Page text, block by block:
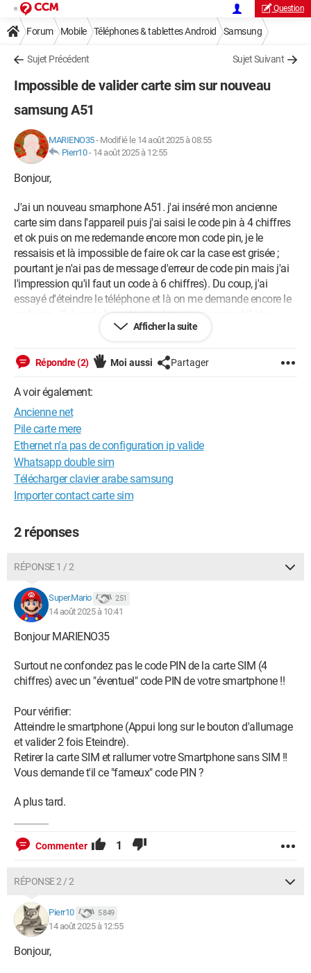
Question
Forum Mobile Téléphones & tablettes Android Samsung
Sujet Précédent Sujet Suivant
Impossible de valider carte sim sur nouveau
samsung A51
MARIENO35- Modifié le 14 août 2025 à 08:55
Pierr10- 14 août 2025 à 12:55
Bonjour,
J'ai un nouveau smarphone A51. j'ai inséré mon ancienne
carte sim dans l'appareil puis j'ai saisi le code pin à 4 chiffres
et ok puis on me redemande encore mon code pin, je le
ressaisis et là impossible de faire ok car la case est grisée ;
pourtant je n'ai pas de message d'erreur de code pin mais j'ai
l'impression qu'il faut un code à 6 chiffres). Du coup, j'ai
essayé d'éteindre le téléphone et là on me demande encore le
code pin. J'ai remis la carte sim dans mon ancien tél et ça
fonctionne très bien. merci pour votre aide
Afficher la suite
Répondre (2) Moi aussi Partager
A voir également:
Ancienne net
Pile carte mere
Ethernet n'a pas de configuration ip valide
Whatsapp double sim
Télécharger clavier arabe samsung
Importer contact carte sim
2 réponses
RÉPONSE 1 / 2
Super.Mario 251
14 août 2025 à 10:41
Bonjour MARIENO35
Surtout ne confondez pas le code PIN de la carte SIM (4
chiffres) avec un "éventuel" code PIN de votre smartphone !!
Pour vérifier:
Atteindre le smartphone (Appui long sur le bouton d'allumage
et valider 2 fois Eteindre).
Retirer la carte SIM et rallumer votre Smartphone sans SIM !!
Vous demande t'il ce "fameux" code PIN ?
A plus tard.
Commenter 1
RÉPONSE 2 / 2
Pierr10 5 849
14 août 2025 à 12:55
Bonjour,